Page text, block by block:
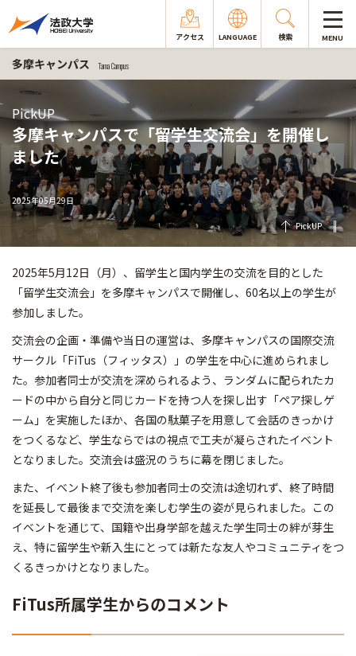
アクセス LANGUAGE 検索 MENU
多摩キャンパス Tama Campus
PickUP
多摩キャンパスで「留学生交流会」を開催し
ました
2025年05月29日
PickUP
2025年5月12日（月）、留学生と国内学生の交流を目的とした
「留学生交流会」を多摩キャンパスで開催し、60名以上の学生が
参加しました。
交流会の企画・準備や当日の運営は、多摩キャンパスの国際交流
サークル「FiTus（フィッタス）」の学生を中心に進められまし
た。参加者同士が交流を深められるよう、ランダムに配られたカ
ードの中から自分と同じカードを持つ人を探し出す「ペア探しゲ
ーム」を実施したほか、各国の駄菓子を用意して会話のきっかけ
をつくるなど、学生ならではの視点で工夫が凝らされたイベント
となりました。交流会は盛況のうちに幕を閉じました。
また、イベント終了後も参加者同士の交流は途切れず、終了時間
を延長して最後まで交流を楽しむ学生の姿が見られました。この
イベントを通じて、国籍や出身学部を越えた学生同士の絆が芽生
え、特に留学生や新入生にとっては新たな友人やコミュニティをつ
くるきっかけとなりました。
FiTus所属学生からのコメント